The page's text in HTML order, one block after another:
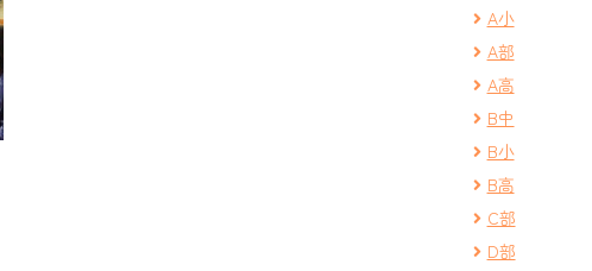
A小
A部
A高
B中
B小
B高
C部
D部